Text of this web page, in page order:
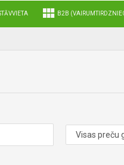
B2B